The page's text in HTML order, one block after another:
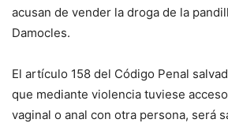
acusan de vender la droga de la
Damocles.
El artículo 158 del Código Penal
que mediante violencia tuviese
vaginal o anal con otra persona, será